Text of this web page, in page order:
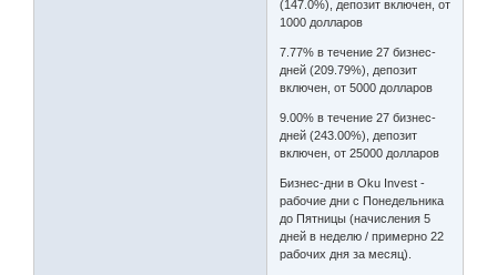
(147.0%), депозит включен, от
1000 долларов
7.77% в течение 27 бизнес-
дней (209.79%), депозит
включен, от 5000 долларов
9.00% в течение 27 бизнес-
дней (243.00%), депозит
включен, от 25000 долларов
Бизнес-дни в Oku Invest -
рабочие дни с Понедельника
до Пятницы (начисления 5
дней в неделю / примерно 22
рабочих дня за месяц).